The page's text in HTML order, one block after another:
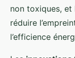
non toxiques, et
réduire
l’efficience